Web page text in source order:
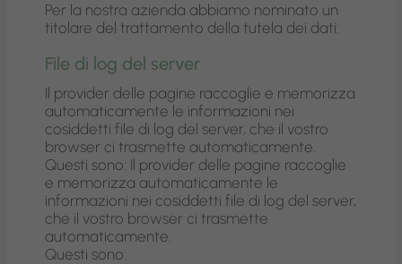
Per la nostra azienda abbiamo nominato un
titolare del trattamento della tutela dei dati:
File di log del server
Il provider delle pagine raccoglie e memorizza
automaticamente le informazioni nei
cosiddetti file di log del server, che il vostro
browser ci trasmette automaticamente.
Questi sono: Il provider delle pagine raccoglie
e memorizza automaticamente le
informazioni nei cosiddetti file di log del server,
che il vostro browser ci trasmette
automaticamente.
Questi sono: